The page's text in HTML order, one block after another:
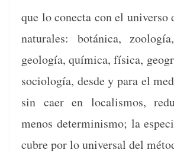
que lo conec­ta con el uni­ver­so
nat­u­rales: botáni­ca,
geología, quími­ca, físi­ca,
soci­ología, des­de y para el
sin caer en local­is­mos,
menos deter­min­is­mo; la
cubre por lo uni­ver­sal del